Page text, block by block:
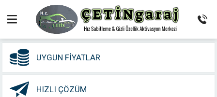
UYGUN FIYATLAR
HIZLI ÇÖZÜM